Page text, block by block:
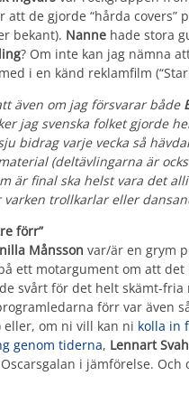
att de gjorde “hårda covers”
bekant). Nanne hade stora
? Om inte kan jag nämna
i en känd reklamfilm
även om jag försvarar både
jag svenska folket gjorde
bidrag varje vecka så
(deltävlingarna är
är final ska helst vara det
trollkarlar eller
förr”
Månsson var/är en grym
ett motargument om att
svårt för det helt skämt-
förr var även
eller, om ni vill kan ni kolla in
genom tiderna, Lennart
i jämförelse.